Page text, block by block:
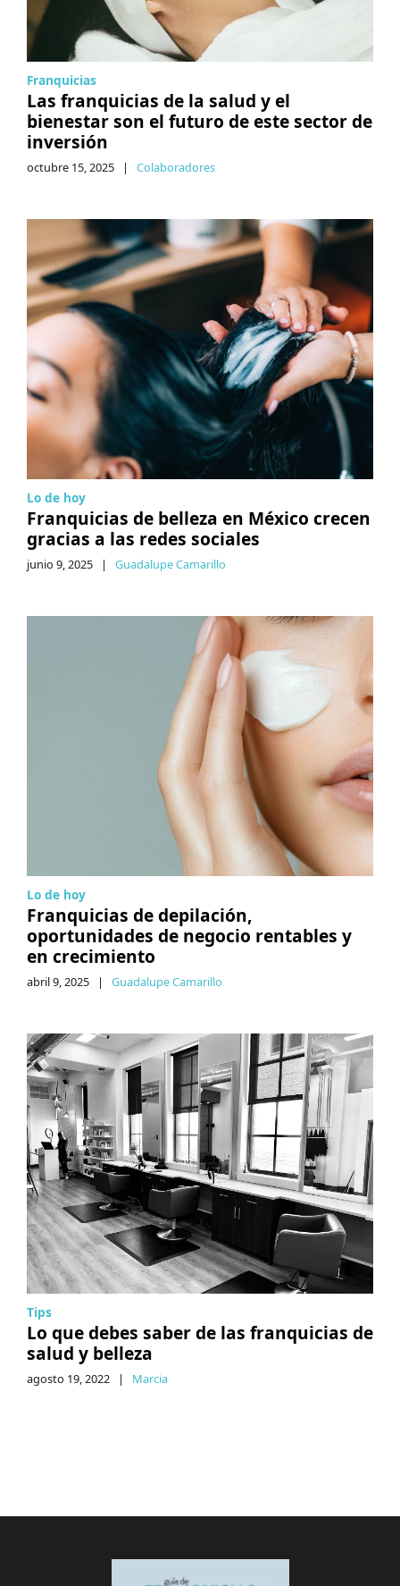
Franquicias
Las franquicias de la salud y el
bienestar son el futuro de este sector de
inversión
octubre 15, 2025 | Colaboradores
Lo de hoy
Franquicias de belleza en México crecen
gracias a las redes sociales
junio 9, 2025 | Guadalupe Camarillo
Lo de hoy
Franquicias de depilación,
oportunidades de negocio rentables y
en crecimiento
abril 9, 2025 | Guadalupe Camarillo
Tips
Lo que debes saber de las franquicias de
salud y belleza
agosto 19, 2022 | Marcia